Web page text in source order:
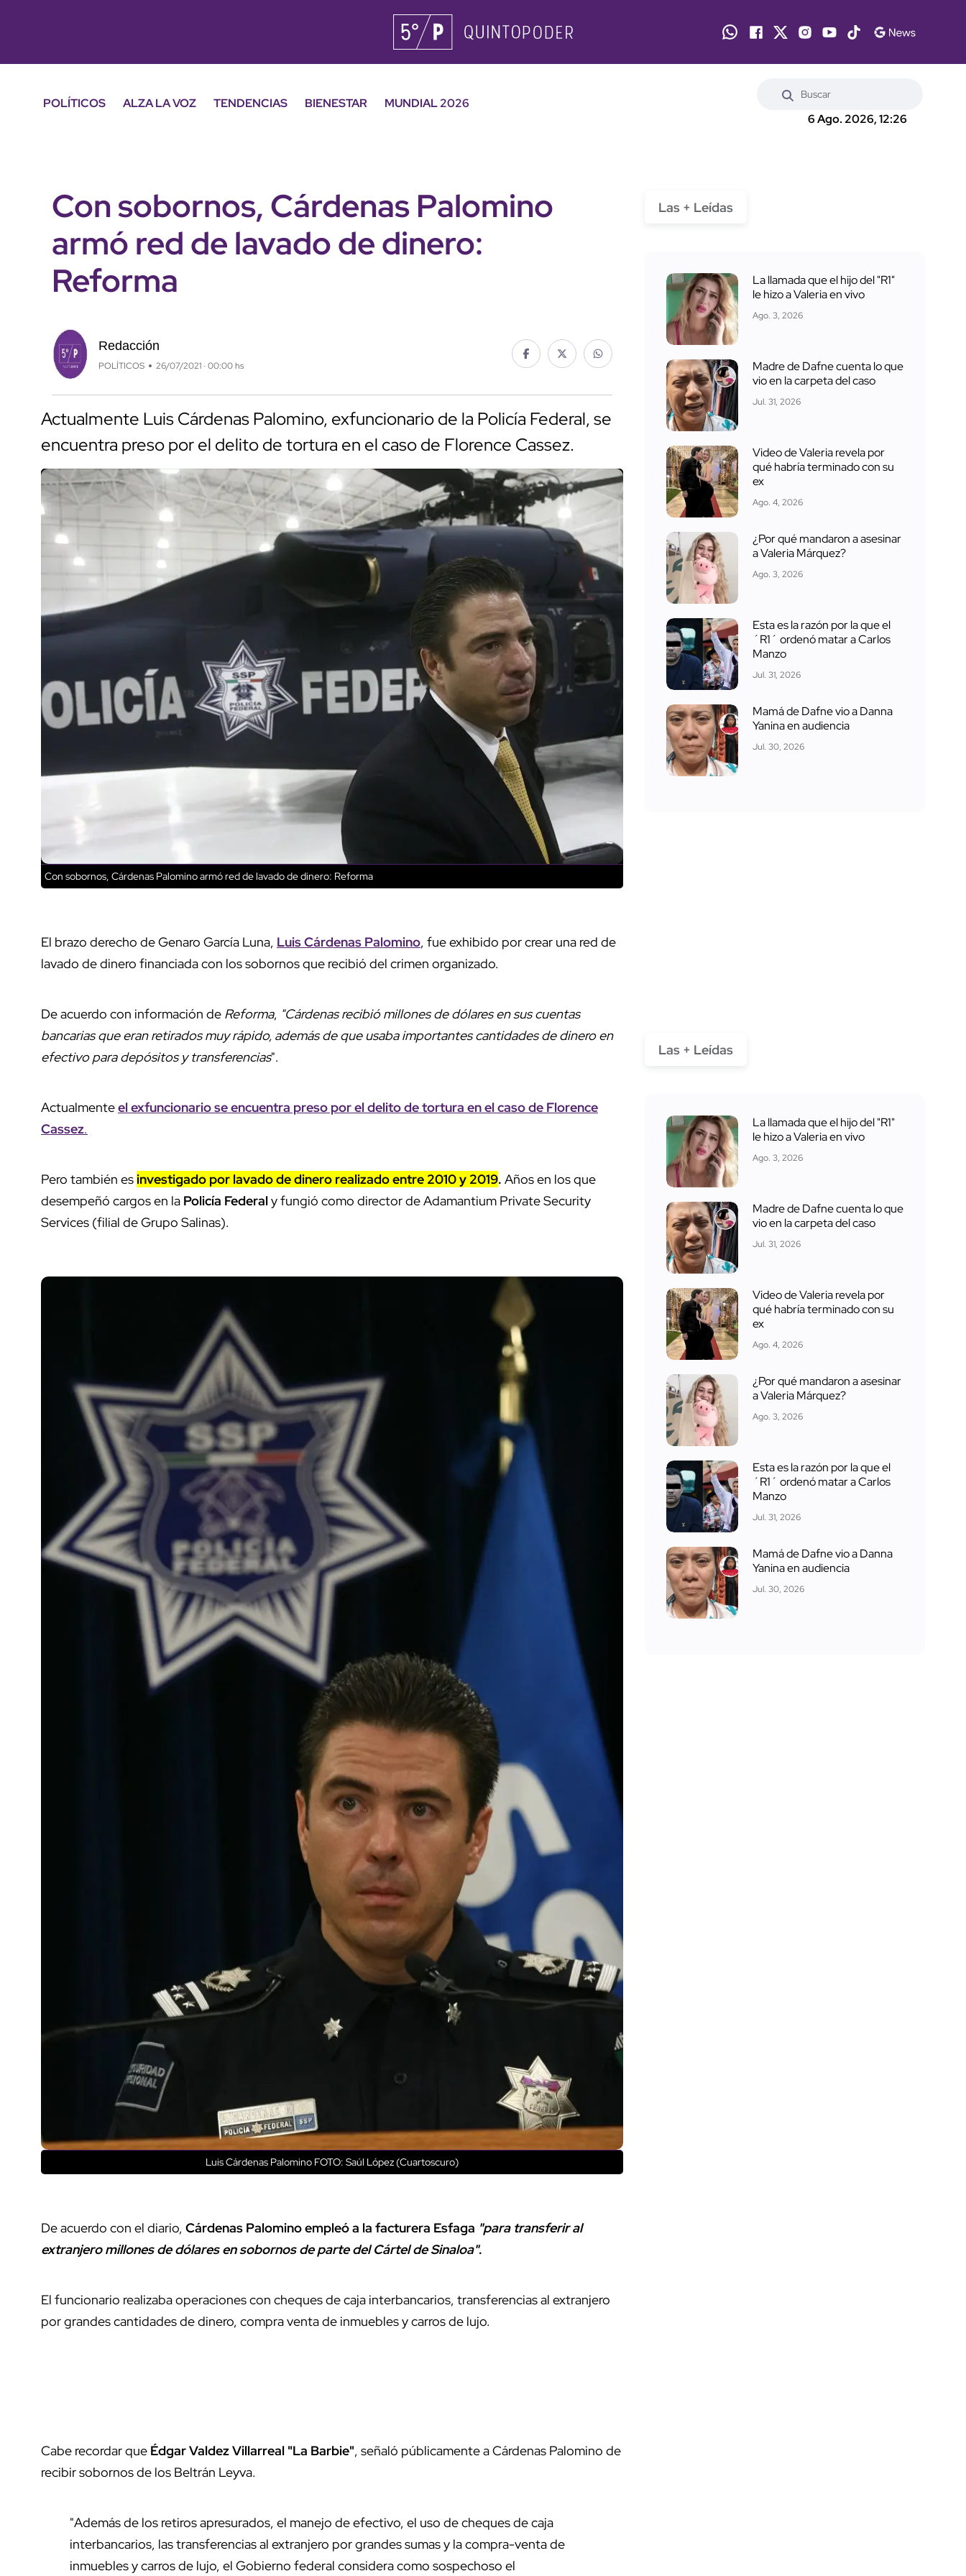
POLÍTICOS ALZA LA VOZ TENDENCIAS BIENESTAR
MUNDIAL 2026
6 Ago. 2026, 12:26
Con sobornos, Cárdenas Palomino
armó red de lavado de dinero:
Reforma
Redacción
POLÍTICOS 26/07/2021 · 00:00 hs
Actualmente Luis Cárdenas Palomino, exfuncionario de la Policía Federal, se
encuentra preso por el delito de tortura en el caso de Florence Cassez.
Con sobornos, Cárdenas Palomino armó red de lavado de dinero: Reforma
El brazo derecho de Genaro García Luna, Luis Cárdenas Palomino, fue exhibido por crear una red de
lavado de dinero financiada con los sobornos que recibió del crimen organizado.
De acuerdo con información de Reforma, "Cárdenas recibió millones de dólares en sus cuentas
bancarias que eran retirados muy rápido, además de que usaba importantes cantidades de dinero en
efectivo para depósitos y transferencias".
Actualmenteel exfuncionario se encuentra preso por el delito de tortura en el caso de Florence
Cassez.
Pero también esinvestigado por lavado de dinero realizado entre 2010 y 2019. Años en los que
desempeñó cargos en la Policía Federaly fungió como director de Adamantium Private Security
Services (filial de Grupo Salinas).
Luis Cárdenas Palomino FOTO: Saúl López (Cuartoscuro)
De acuerdo con el diario, Cárdenas Palomino empleó a la facturera Esfaga "para transferir al
extranjero millones de dólares en sobornos de parte del Cártel de Sinaloa".
El funcionario realizaba operaciones con cheques de caja interbancarios, transferencias al extranjero
por grandes cantidades de dinero, compra venta de inmuebles y carros de lujo.
Cabe recordar que Édgar Valdez Villarreal "La Barbie", señaló públicamente a Cárdenas Palomino de
recibir sobornos de los Beltrán Leyva.
"Además de los retiros apresurados, el manejo de efectivo, el uso de cheques de caja
interbancarios, las transferencias al extranjero por grandes sumas y la compra-venta de
inmuebles y carros de lujo, el Gobierno federal considera como sospechoso el
Las + Leídas
La llamada que el hijo del "R1"
le hizo a Valeria en vivo
Ago. 3, 2026
Madre de Dafne cuenta lo que
vio en la carpeta del caso
Jul. 31, 2026
Video de Valeria revela por
qué habría terminado con su
ex
Ago. 4, 2026
¿Por qué mandaron a asesinar
a Valeria Márquez?
Ago. 3, 2026
Esta es la razón por la que el
´R1´ ordenó matar a Carlos
Manzo
Jul. 31, 2026
Mamá de Dafne vio a Danna
Yanina en audiencia
Jul. 30, 2026
Las + Leídas
La llamada que el hijo del "R1"
le hizo a Valeria en vivo
Ago. 3, 2026
Madre de Dafne cuenta lo que
vio en la carpeta del caso
Jul. 31, 2026
Video de Valeria revela por
qué habría terminado con su
ex
Ago. 4, 2026
¿Por qué mandaron a asesinar
a Valeria Márquez?
Ago. 3, 2026
Esta es la razón por la que el
´R1´ ordenó matar a Carlos
Manzo
Jul. 31, 2026
Mamá de Dafne vio a Danna
Yanina en audiencia
Jul. 30, 2026